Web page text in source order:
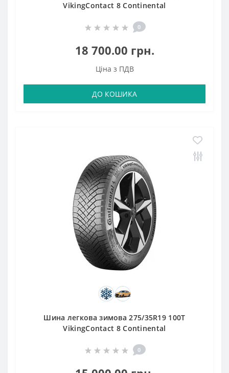
VikingContact 8 Continental
0
18 700.00 грн.
Ціна з ПДВ
ДО КОШИКА
Шина легкова зимова 275/35R19 100T
VikingContact 8 Continental
0